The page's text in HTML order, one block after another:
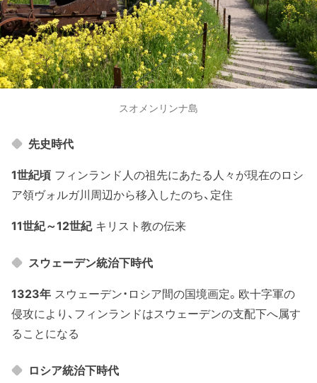
スオメンリンナ島
先史時代
1世紀頃 フィンランド人の祖先にあたる人々が現在のロシ
ア領ヴォルガ川周辺から移入したのち、定住
11世紀～12世紀キリスト教の伝来
スウェーデン統治下時代
1323年 スウェーデン・ロシア間の国境画定。欧十字軍の
侵攻により、フィンランドはスウェーデンの支配下へ属す
ることになる
ロシア統治下時代